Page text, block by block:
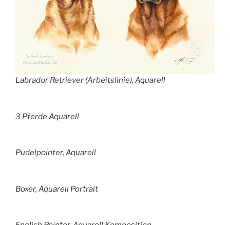
Labrador Retriever (Arbeitslinie), Aquarell
3 Pferde Aquarell
Pudelpointer, Aquarell
Boxer, Aquarell Portrait